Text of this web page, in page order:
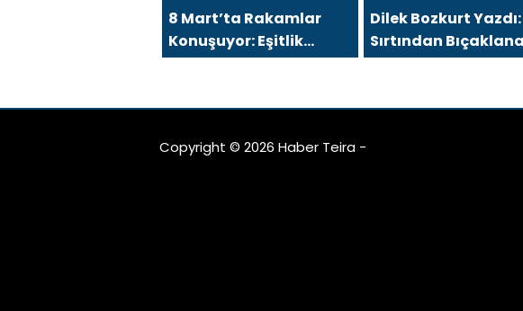
8 Mart’ta Rakamlar
Konuşuyor: Eşitlik
Talebi Sürerken
mu?
Dilek Bozkurt Yazdı:
Sırtından
Gelecek
Copyright © 2026 Haber Teira -